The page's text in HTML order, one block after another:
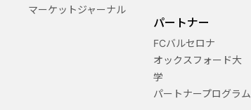
マーケットジャーナル
パートナー
FCバルセロナ
オックスフォード大
学
パートナープログラム